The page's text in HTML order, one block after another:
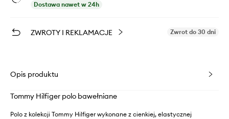
Dostawa nawet w 24h
ZWROTY I REKLAMACJE Zwrot do 30 dni
Opis produktu
Tommy Hilfiger polo bawełniane
Polo z kolekcji Tommy Hilfiger wykonane z cienkiej, elastycznej